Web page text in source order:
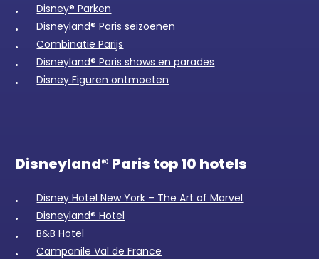
Disney® Parken
Disneyland® Paris seizoenen
Combinatie Parijs
Disneyland® Paris shows en parades
Disney Figuren ontmoeten
Disneyland® Paris top 10 hotels
Disney Hotel New York – The Art of Marvel
Disneyland® Hotel
B&B Hotel
Campanile Val de France